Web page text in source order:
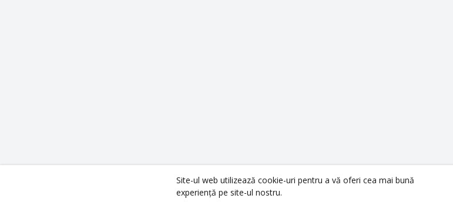
2026. All rights reserved.
Site-ul web utilizează cookie-uri pentru a vă oferi cea mai bună
experiență pe site-ul nostru.